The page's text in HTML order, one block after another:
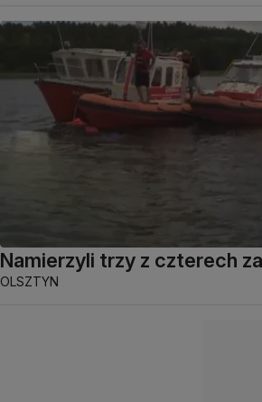
Namierzyli trzy z czterech
OLSZTYN